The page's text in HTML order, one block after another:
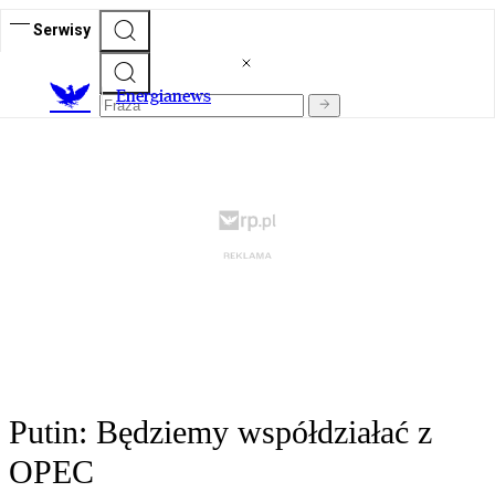
Serwisy
Energianews
Putin: Będziemy współdziałać z
OPEC